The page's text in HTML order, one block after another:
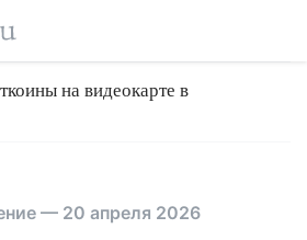
на видеокарте в
— 20 апреля 2026